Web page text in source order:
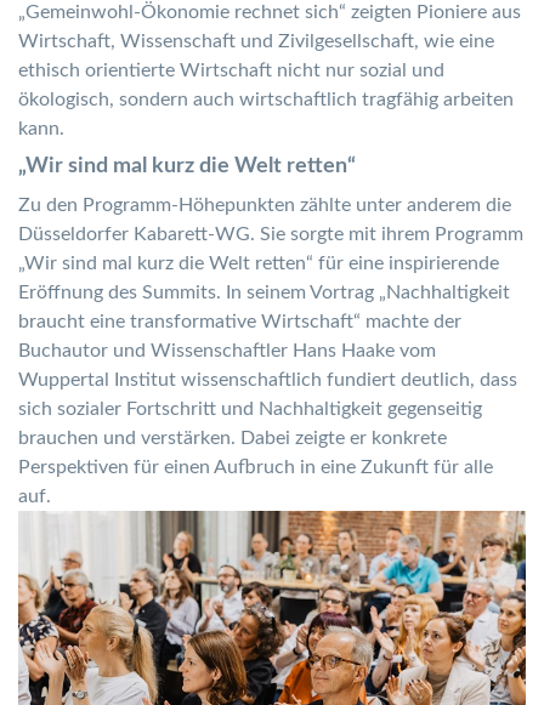
„Gemeinwohl-Ökonomie rechnet sich“ zeigten Pioniere aus
Wirtschaft, Wissenschaft und Zivilgesellschaft, wie eine
ethisch orientierte Wirtschaft nicht nur sozial und
ökologisch, sondern auch wirtschaftlich tragfähig arbeiten
kann.
„Wir sind mal kurz die Welt retten“
Zu den Programm-Höhepunkten zählte unter anderem die
Düsseldorfer Kabarett-WG. Sie sorgte mit ihrem Programm
„Wir sind mal kurz die Welt retten“ für eine inspirierende
Eröffnung des Summits. In seinem Vortrag „Nachhaltigkeit
braucht eine transformative Wirtschaft“ machte der
Buchautor und Wissenschaftler Hans Haake vom
Wuppertal Institut wissenschaftlich fundiert deutlich, dass
sich sozialer Fortschritt und Nachhaltigkeit gegenseitig
brauchen und verstärken. Dabei zeigte er konkrete
Perspektiven für einen Aufbruch in eine Zukunft für alle
auf.